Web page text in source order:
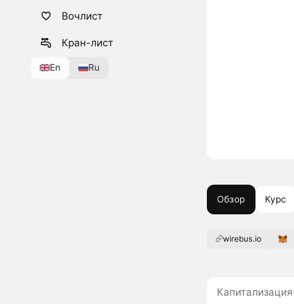
Вочлист
Кран-лист
En Ru
Обзор Курс
wirebus.io
Капитализация